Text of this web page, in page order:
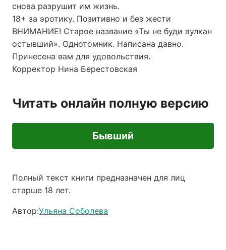
снова разрушит им жизнь.
18+ за эротику. Позитивно и без жести
ВНИМАНИЕ! Старое название «Ты не буди вулкан
остывший». Однотомник. Написана давно.
Принесена вам для удовольствия.
Корректор Нина Берестовская
Читать онлайн полную версию
Бывший
Полный текст книги предназначен для лиц
старше 18 лет.
Автор:Ульяна Соболева